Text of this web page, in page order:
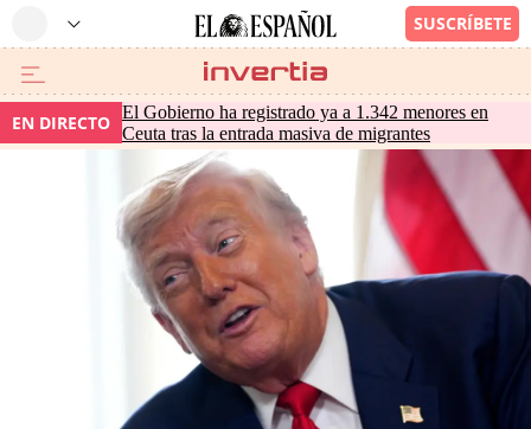
EN DIRECTO El Gobierno ha registrado ya a 1.342 menores en
Ceuta tras la entrada masiva de migrantes